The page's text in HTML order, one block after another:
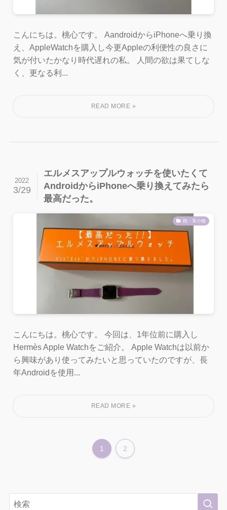
こんにちは。桃心です。 AandroidからiPhoneへ乗り換
え、AppleWatchを購入し今更Appleの利便性の良さに
気が付いたかなり時代遅れの私。 人間の欲は果てしな
く、更なる利...
エルメスアップルウォッチを使いたくて
AndroidからiPhoneへ乗り換えてみたら
最高だった。
2022
3/29
鞄・革小物
こんにちは。桃心です。 今回は、1年位前に購入し
Hermès Apple Watchをご紹介。 Apple Watchは以前か
ら興味があり使ってみたいと思っていたのですが、長
年Androidを使用...
1 2